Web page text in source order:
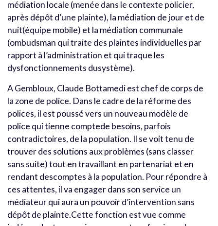
médiation locale (menée dans le contexte policier,
après dépôt d’une plainte), la médiation de jour et de
nuit(équipe mobile) et la médiation communale
(ombudsman qui traite des plaintes individuelles par
rapport à l’administration et qui traque les
dysfonctionnements dusystème).
A Gembloux, Claude Bottamedi est chef de corps de
la zone de police. Dans le cadre de la réforme des
polices, il est poussé vers un nouveau modèle de
police qui tienne comptede besoins, parfois
contradictoires, de la population. Il se voit tenu de
trouver des solutions aux problèmes (sans classer
sans suite) tout en travaillant en partenariat et en
rendant descomptes à la population. Pour répondre à
ces attentes, il va engager dans son service un
médiateur qui aura un pouvoir d’intervention sans
dépôt de plainte.Cette fonction est vue comme